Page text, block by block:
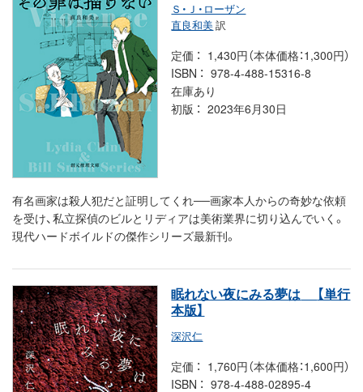
Ｓ・Ｊ・ローザン
直良和美訳
定価
1,430円（本体価格：1,300円）
ISBN
978-4-488-15316-8
在庫あり
初版
2023年6月30日
有名画家は殺人犯だと証明してくれ──画家本人からの奇妙な依頼
を受け、私立探偵のビルとリディアは美術業界に切り込んでいく。
現代ハードボイルドの傑作シリーズ最新刊。
眠れない夜にみる夢は
【単行
本版】
深沢仁
定価
1,760円（本体価格：1,600円）
ISBN
978-4-488-02895-4